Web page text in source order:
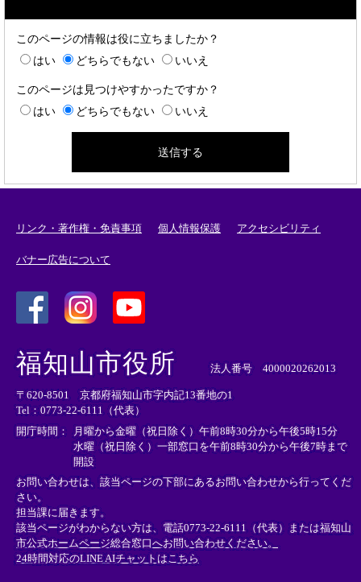
このページの情報は役に立ちましたか？
はい
どちらでもない いいえ
このページは見つけやすかったですか？
はい
どちらでもない いいえ
リンク・著作権・免責事項 個人情報保護 アクセシビリティ
バナー広告について
外
部
リ
ン
ク
＞
外
リ
ン
ク
＞
外
部
ン
ク
＞
福知山市役所 法人番号 4000020262013
〒620-8501 京都府福知山市字内記13番地の1
Tel：0773-22-6111（代表）
開庁時間： 月曜から金曜（祝日除く）午前8時30分から午後5時15分
水曜（祝日除く）一部窓口を午前8時30分から午後7時まで
開設
お問い合わせは、該当ページの下部にあるお問い合わせから行ってくだ
さい。
担当課に届きます。
該当ページがわからない方は、電話0773-22-6111（代表）または福知山
市公式ホームページ総合窓口へお問い合わせください。
24時間対応のLINE AIチャットはこちら